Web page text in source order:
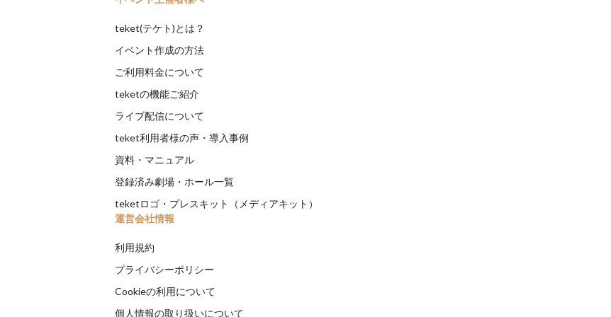
teket(テケト)とは？
イベント作成の方法
ご利用料金について
teketの機能ご紹介
ライブ配信について
teket利用者様の声・導入事例
資料・マニュアル
登録済み劇場・ホール一覧
teketロゴ・プレスキット（メディアキット）
運営会社情報
利用規約
プライバシーポリシー
Cookieの利用について
個人情報の取り扱いについて